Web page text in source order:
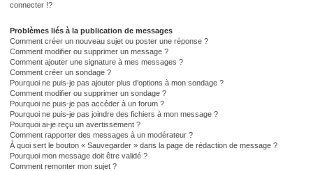
connecter !?
Problèmes liés à la publication de messages
Comment créer un nouveau sujet ou poster une réponse ?
Comment modifier ou supprimer un message ?
Comment ajouter une signature à mes messages ?
Comment créer un sondage ?
Pourquoi ne puis-je pas ajouter plus d’options à mon sondage ?
Comment modifier ou supprimer un sondage ?
Pourquoi ne puis-je pas accéder à un forum ?
Pourquoi ne puis-je pas joindre des fichiers à mon message ?
Pourquoi ai-je reçu un avertissement ?
Comment rapporter des messages à un modérateur ?
À quoi sert le bouton « Sauvegarder » dans la page de rédaction de message ?
Pourquoi mon message doit être validé ?
Comment remonter mon sujet ?